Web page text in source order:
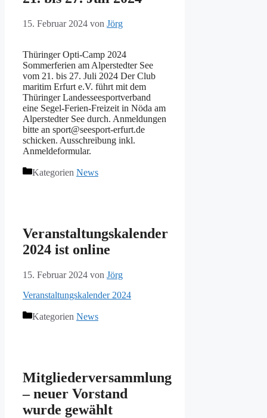
15. Februar 2024 von Jörg
Thüringer Opti-Camp 2024
Sommerferien am Alperstedter See
vom 21. bis 27. Juli 2024 Der Club
maritim Erfurt e.V. führt mit dem
Thüringer Landesseesportverband
eine Segel-Ferien-Freizeit in Nöda am
Alperstedter See durch. Anmeldungen
bitte an sport@seesport-erfurt.de
schicken. Ausschreibung inkl.
Anmeldeformular.
Kategorien News
Veranstaltungskalender
2024 ist online
15. Februar 2024 von Jörg
Veranstaltungskalender 2024
Kategorien News
Mitgliederversammlung
– neuer Vorstand
wurde gewählt